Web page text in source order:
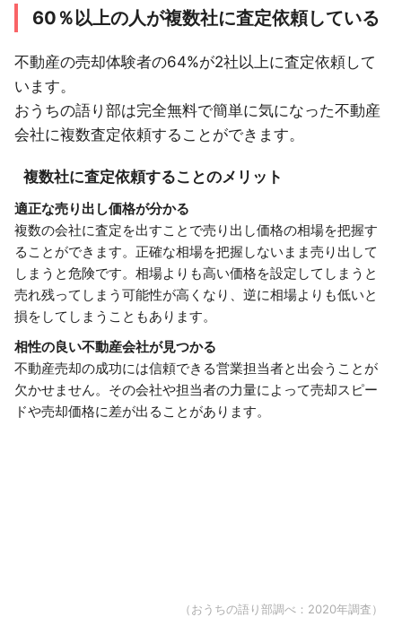
60％以上の人が複数社に査定依頼している
不動産の売却体験者の64%が2社以上に査定依頼して
います。
おうちの語り部は完全無料で簡単に気になった不動産
会社に複数査定依頼することができます。
複数社に査定依頼することのメリット
適正な売り出し価格が分かる
複数の会社に査定を出すことで売り出し価格の相場を把握す
ることができます。正確な相場を把握しないまま売り出して
しまうと危険です。相場よりも高い価格を設定してしまうと
売れ残ってしまう可能性が高くなり、逆に相場よりも低いと
損をしてしまうこともあります。
相性の良い不動産会社が見つかる
不動産売却の成功には信頼できる営業担当者と出会うことが
欠かせません。その会社や担当者の力量によって売却スピー
ドや売却価格に差が出ることがあります。
（おうちの語り部調べ：2020年調査）